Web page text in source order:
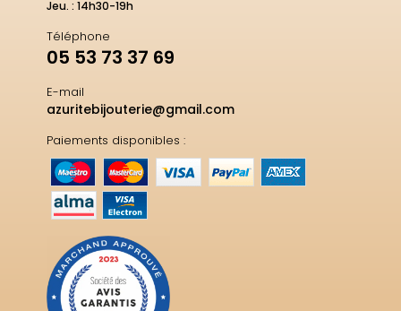
Jeu. : 14h30-19h
Téléphone
05 53 73 37 69
E-mail
azuritebijouterie@gmail.com
Paiements disponibles :